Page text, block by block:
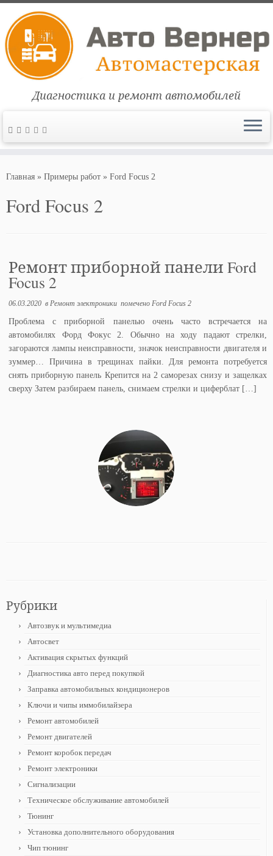
Диагностика и ремонт автомобилей
Главная » Примеры работ » Ford Focus 2
Ford Focus 2
Ремонт приборной панели Ford
Focus 2
06.03.2020 в Ремонт электроники помечено Ford Focus 2
Проблема с приборной панелью очень часто встречается на
автомобилях Форд Фокус 2. Обычно на ходу падают стрелки,
загораются лампы неисправности, значок неисправности двигателя и
зуммер… Причина в трещинах пайки. Для ремонта потребуется
снять приборную панель Крепится на 2 саморезах снизу и защелках
сверху Затем разбираем панель, снимаем стрелки и циферблат […]
Рубрики
Автозвук и мультимедиа
Автосвет
Активация скрытых функций
Диагностика авто перед покупкой
Заправка автомобильных кондиционеров
Ключи и чипы иммобилайзера
Ремонт автомобилей
Ремонт двигателей
Ремонт коробок передач
Ремонт электроники
Сигнализации
Техническое обслуживание автомобилей
Тюнинг
Установка дополнительного оборудования
Чип тюнинг